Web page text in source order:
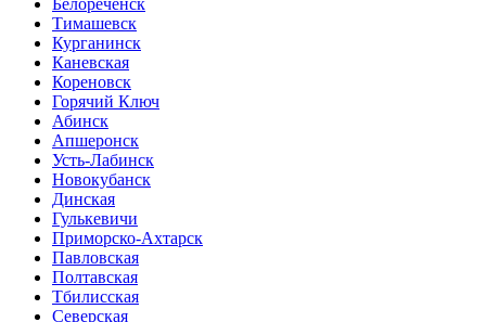
Тимашевск
Курганинск
Каневская
Кореновск
Горячий Ключ
Абинск
Апшеронск
Усть-Лабинск
Новокубанск
Динская
Гулькевичи
Приморско-Ахтарск
Павловская
Полтавская
Тбилисская
Северская